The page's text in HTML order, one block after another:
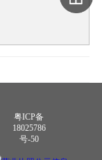
粤ICP备
18025786
号-50